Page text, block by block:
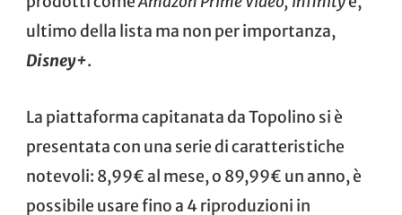
ultimo della lista ma non per importanza,
Disney+.
La piattaforma capitanata da Topolino si è
presentata con una serie di caratteristiche
notevoli: 8,99€ al mese, o 89,99€ un anno, è
possibile usare fino a 4 riproduzioni in